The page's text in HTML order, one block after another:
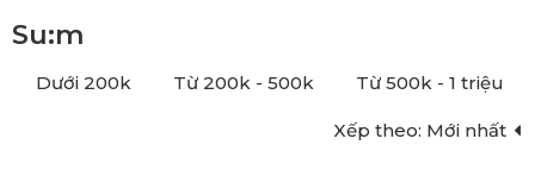
Su:m
Dưới 200k Từ 200k - 500k Từ 500k - 1 triệu
Xếp theo: Mới nhất